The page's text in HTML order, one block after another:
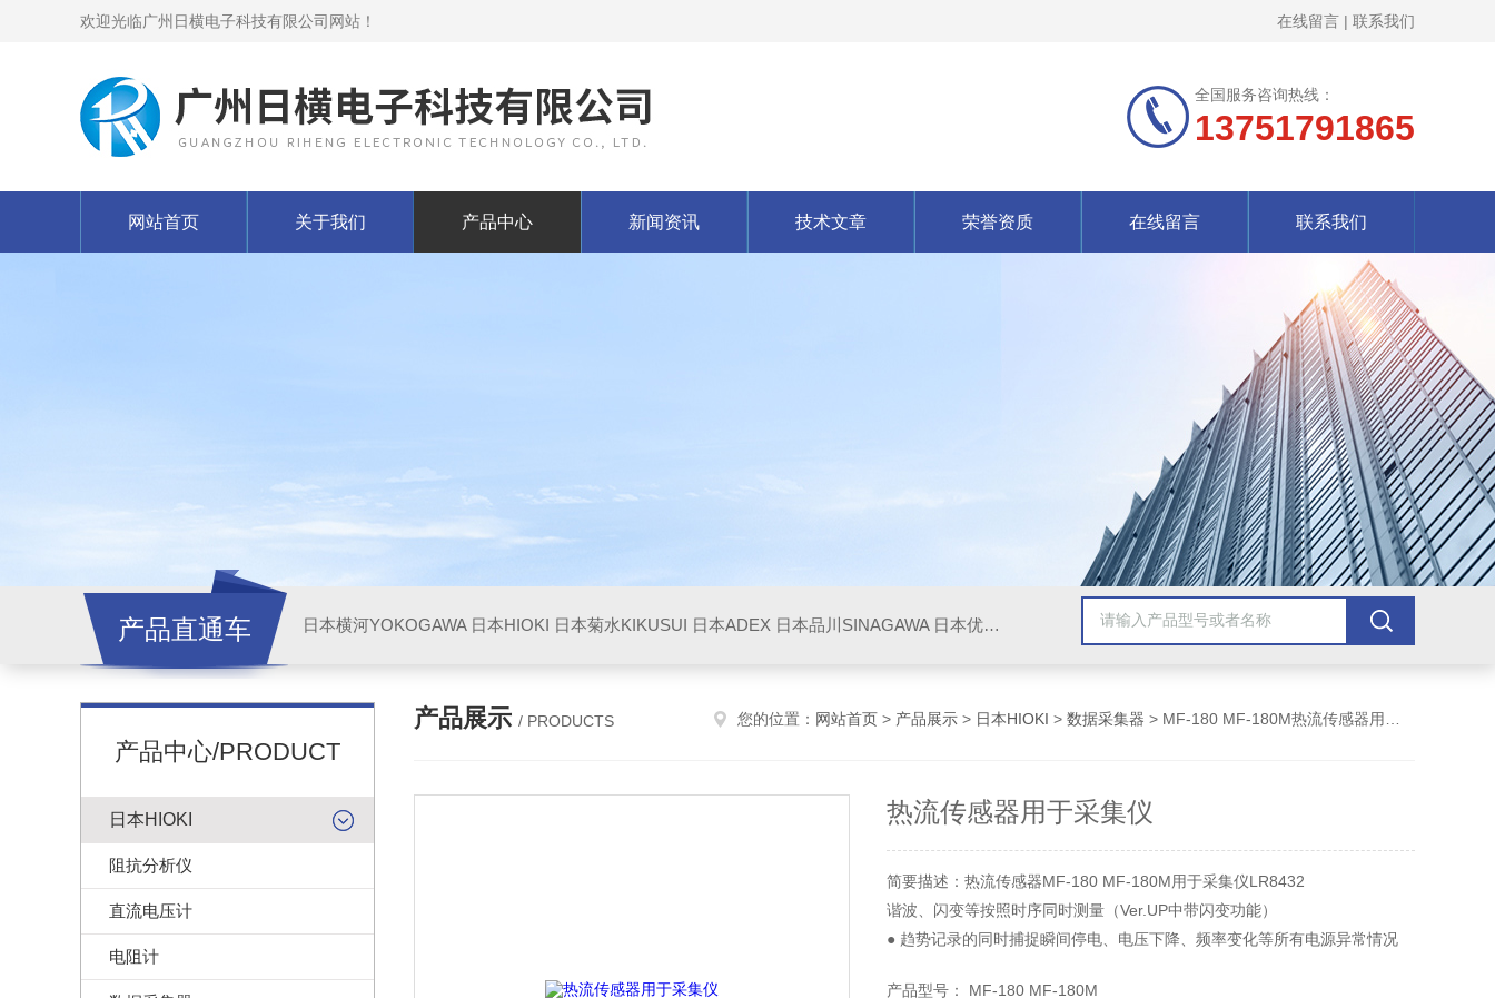
欢迎光临广州日横电子科技有限公司网站！ 在线留言 | 联系我们
全国服务咨询热线：
13751791865
网站首页 关于我们 产品中心 新闻资讯 技术文章 荣誉资质 在线留言 联系我们
产品直通车 日本横河YOKOGAWA 日本HIOKI 日本菊水KIKUSUI 日本ADEX 日本品川SINAGAWA 日本优利UNITTA 美国安捷伦Agilent 美国泰克Tektronix 美国罗斯蒙/艾默生
产品中心/PRODUCT
日本HIOKI
阻抗分析仪
直流电压计
电阻计
产品展示 / PRODUCTS 您的位置： 网站首页 > 产品展示 > 日本HIOKI > 数据采集器 > MF-180 MF-180M热流传感器用于采集仪
热流传感器用于采集仪
简要描述：热流传感器MF-180 MF-180M用于采集仪LR8432
谐波、闪变等按照时序同时测量（Ver.UP中带闪变功能）
● 趋势记录的同时捕捉瞬间停电、电压下降、频率变化等所有电源异常情况
产品型号： MF-180 MF-180M